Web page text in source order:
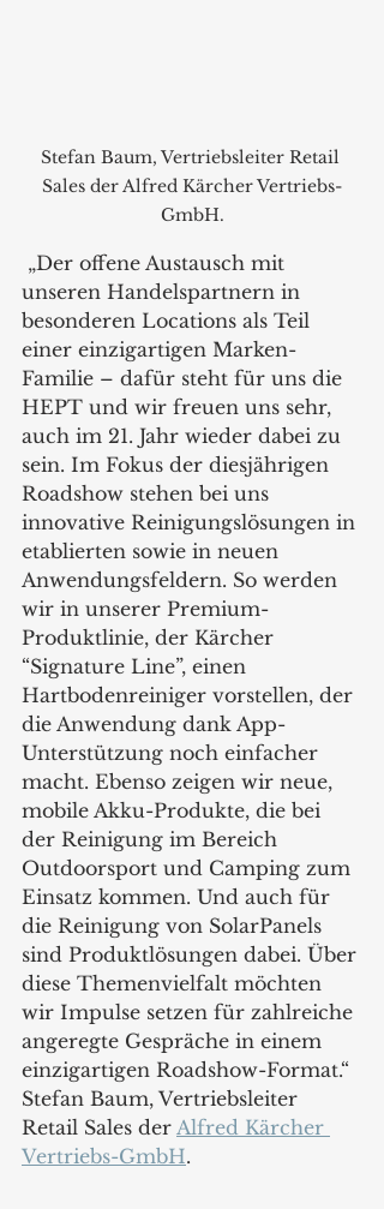
Stefan Baum, Vertriebsleiter Retail
Sales der Alfred Kärcher Vertriebs-
GmbH.
„Der offene Austausch mit
unseren Handelspartnern in
besonderen Locations als Teil
einer einzigartigen Marken-
Familie – dafür steht für uns die
HEPT und wir freuen uns sehr,
auch im 21. Jahr wieder dabei zu
sein. Im Fokus der diesjährigen
Roadshow stehen bei uns
innovative Reinigungslösungen in
etablierten sowie in neuen
Anwendungsfeldern. So werden
wir in unserer Premium-
Produktlinie, der Kärcher
“Signature Line”, einen
Hartbodenreiniger vorstellen, der
die Anwendung dank App-
Unterstützung noch einfacher
macht. Ebenso zeigen wir neue,
mobile Akku-Produkte, die bei
der Reinigung im Bereich
Outdoorsport und Camping zum
Einsatz kommen. Und auch für
die Reinigung von SolarPanels
sind Produktlösungen dabei. Über
diese Themenvielfalt möchten
wir Impulse setzen für zahlreiche
angeregte Gespräche in einem
einzigartigen Roadshow-Format.“
Stefan Baum, Vertriebsleiter
Retail Sales der Alfred Kärcher
Vertriebs-GmbH.